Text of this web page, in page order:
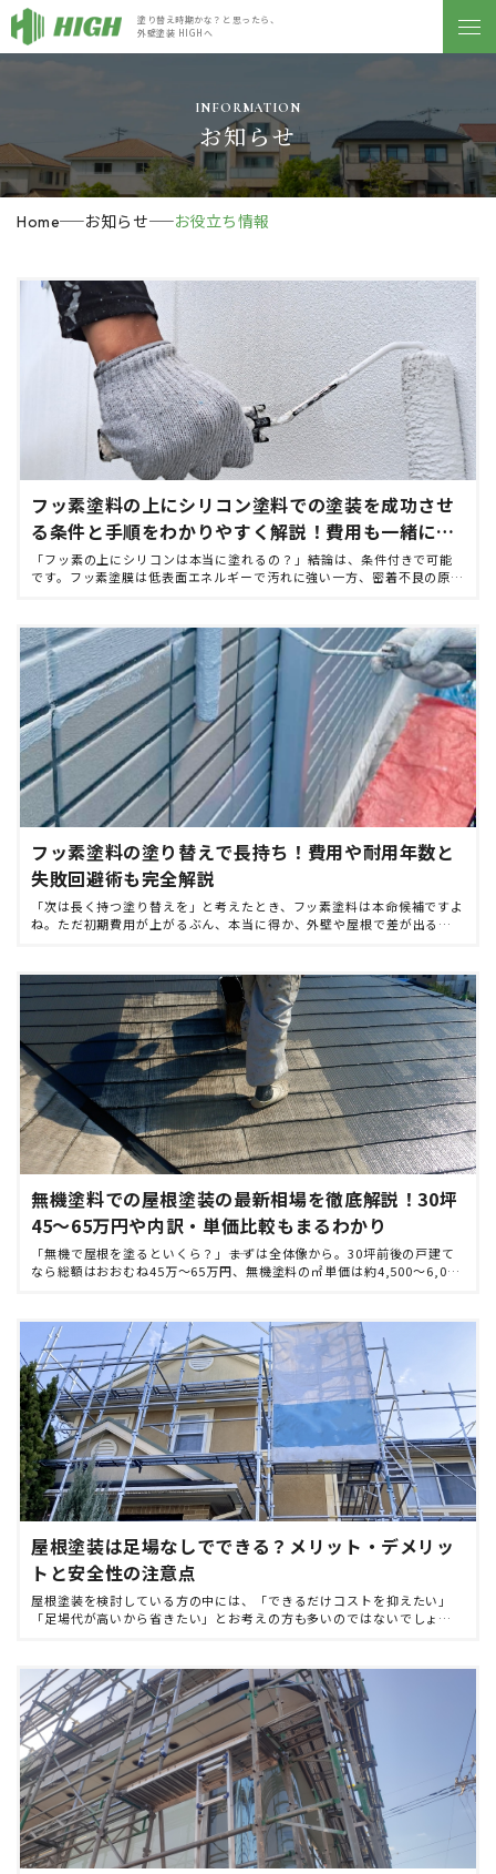
塗り替え時期かな？と思ったら、
外壁塗装 HIGHへ
INFORMATION
お知らせ
Home お知らせ お役立ち情報
フッ素塗料の上にシリコン塗料での塗装を成功させ
る条件と手順をわかりやすく解説！費用も一緒にチ
ェック
「フッ素の上にシリコンは本当に塗れるの？」――結論は、条件付きで可能
です。フッ素塗膜は低表面エネルギーで汚れに強い一方、密着不良の原因
フッ素塗料の塗り替えで長持ち！費用や耐用年数と
失敗回避術も完全解説
「次は長く持つ塗り替えを」と考えたとき、フッ素塗料は本命候補ですよ
ね。ただ初期費用が上がるぶん、本当に得か、外壁や屋根で差が出るの
無機塗料での屋根塗装の最新相場を徹底解説！30坪
45～65万円や内訳・単価比較もまるわかり
「無機で屋根を塗るといくら？」――まずは全体像から。30坪前後の戸建て
なら総額はおおむね45万～65万円、無機塗料の㎡単価は約4,500～6,000
屋根塗装は足場なしでできる？メリット・デメリッ
トと安全性の注意点
屋根塗装を検討している方の中には、「できるだけコストを抑えたい」
「足場代が高いから省きたい」とお考えの方も多いのではないでしょう